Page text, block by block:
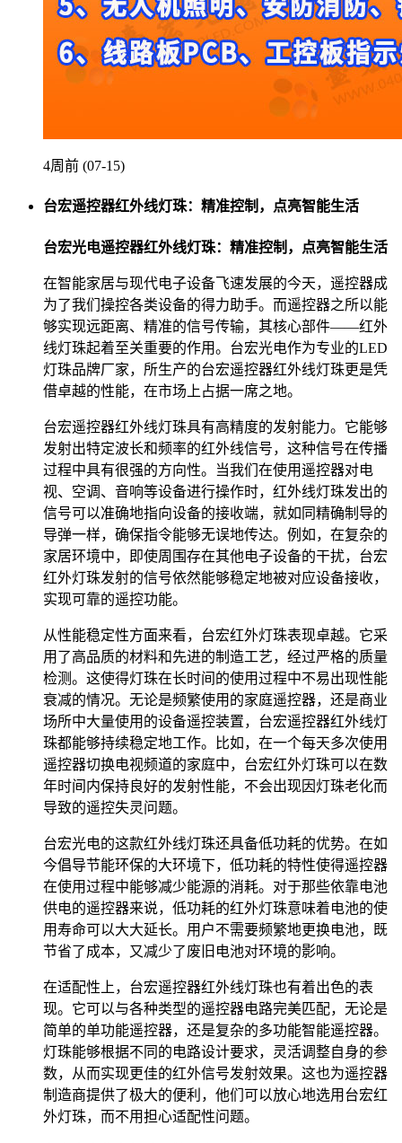
4周前 (07-15)
台宏遥控器红外线灯珠：精准控制，点亮智能生活
台宏光电遥控器红外线灯珠：精准控制，点亮智能生活
在智能家居与现代电子设备飞速发展的今天，遥控器成
为了我们操控各类设备的得力助手。而遥控器之所以能
够实现远距离、精准的信号传输，其核心部件——红外
线灯珠起着至关重要的作用。台宏光电作为专业的LED
灯珠品牌厂家，所生产的台宏遥控器红外线灯珠更是凭
借卓越的性能，在市场上占据一席之地。
台宏遥控器红外线灯珠具有高精度的发射能力。它能够
发射出特定波长和频率的红外线信号，这种信号在传播
过程中具有很强的方向性。当我们在使用遥控器对电
视、空调、音响等设备进行操作时，红外线灯珠发出的
信号可以准确地指向设备的接收端，就如同精确制导的
导弹一样，确保指令能够无误地传达。例如，在复杂的
家居环境中，即使周围存在其他电子设备的干扰，台宏
红外灯珠发射的信号依然能够稳定地被对应设备接收，
实现可靠的遥控功能。
从性能稳定性方面来看，台宏红外灯珠表现卓越。它采
用了高品质的材料和先进的制造工艺，经过严格的质量
检测。这使得灯珠在长时间的使用过程中不易出现性能
衰减的情况。无论是频繁使用的家庭遥控器，还是商业
场所中大量使用的设备遥控装置，台宏遥控器红外线灯
珠都能够持续稳定地工作。比如，在一个每天多次使用
遥控器切换电视频道的家庭中，台宏红外灯珠可以在数
年时间内保持良好的发射性能，不会出现因灯珠老化而
导致的遥控失灵问题。
台宏光电的这款红外线灯珠还具备低功耗的优势。在如
今倡导节能环保的大环境下，低功耗的特性使得遥控器
在使用过程中能够减少能源的消耗。对于那些依靠电池
供电的遥控器来说，低功耗的红外灯珠意味着电池的使
用寿命可以大大延长。用户不需要频繁地更换电池，既
节省了成本，又减少了废旧电池对环境的影响。
在适配性上，台宏遥控器红外线灯珠也有着出色的表
现。它可以与各种类型的遥控器电路完美匹配，无论是
简单的单功能遥控器，还是复杂的多功能智能遥控器。
灯珠能够根据不同的电路设计要求，灵活调整自身的参
数，从而实现更佳的红外信号发射效果。这也为遥控器
制造商提供了极大的便利，他们可以放心地选用台宏红
外灯珠，而不用担心适配性问题。